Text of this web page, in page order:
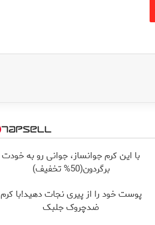
با این کرم جوانساز، جوانی رو به خودت
برگردون(50% تخفیف)
پوست خود را از پیری نجات دهید!با کرم
ضدچروک جلبک